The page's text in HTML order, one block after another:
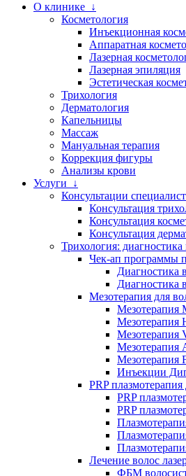
О клинике ↓
Косметология
Инъекционная
Аппаратная
Лазерная
Лазерная эпиляция
Эстетическая
Трихология
Дерматология
Капельницы
Массаж
Мануальная терапия
Коррекция фигуры
Анализы крови
Услуги ↓
Консультации
Консультация
Консультация
Консультация
Трихология:
Чек-ап программы
Диагностика
Диагностика
Мезотерапия для
Мезотерапия
Мезотерапия
Мезотерапия
Мезотерапия
Мезотерапия
Инъекции
PRP плазмотерапия
PRP
PRP
Лечение волос
ФБМ